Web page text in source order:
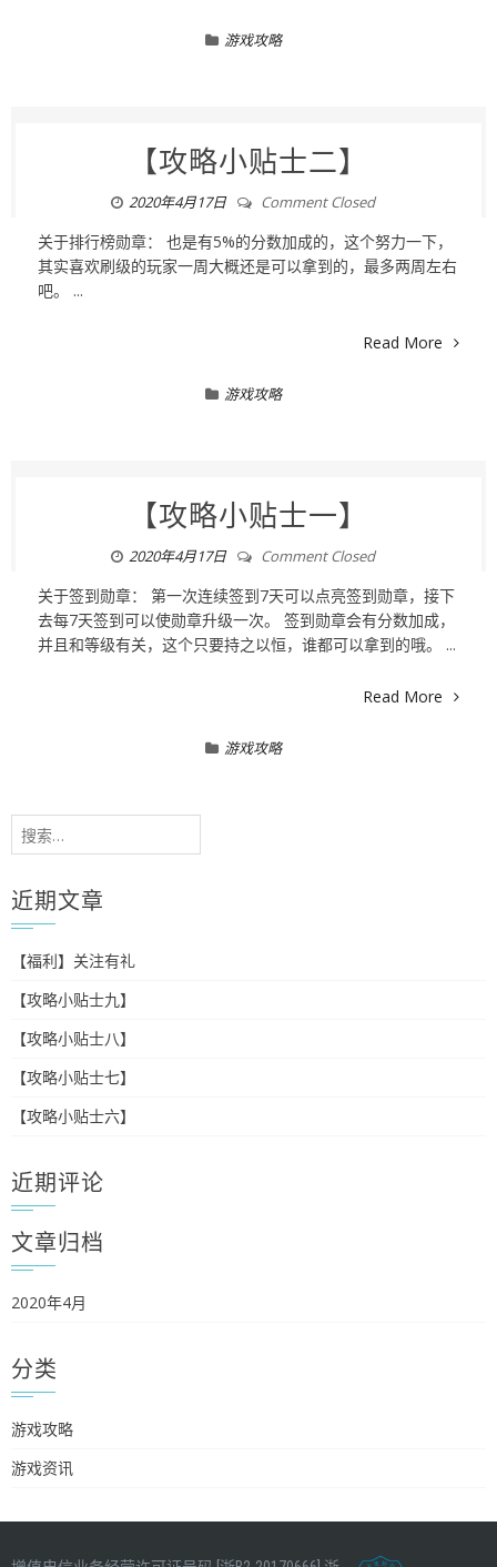
游戏攻略
【攻略小贴士二】
2020年4月17日 Comment Closed
关于排行榜勋章： 也是有5%的分数加成的，这个努力一下，
其实喜欢刷级的玩家一周大概还是可以拿到的，最多两周左右
吧。 ...
Read More
游戏攻略
【攻略小贴士一】
2020年4月17日 Comment Closed
关于签到勋章： 第一次连续签到7天可以点亮签到勋章，接下
去每7天签到可以使勋章升级一次。 签到勋章会有分数加成，
并且和等级有关，这个只要持之以恒，谁都可以拿到的哦。 ...
Read More
游戏攻略
搜
索：
近期文章
【福利】关注有礼
【攻略小贴士九】
【攻略小贴士八】
【攻略小贴士七】
【攻略小贴士六】
近期评论
文章归档
2020年4月
分类
游戏攻略
游戏资讯